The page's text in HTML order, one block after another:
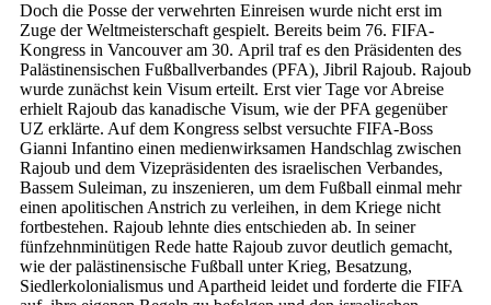
Doch die Posse der verwehrten Einreisen wurde nicht erst im
Zuge der Weltmeisterschaft gespielt. Bereits beim 76. FIFA-
Kongress in Vancouver am 30. April traf es den Präsidenten des
Palästinensischen Fußballverbandes (PFA), Jibril Rajoub. Rajoub
wurde zunächst kein Visum erteilt. Erst vier Tage vor Abreise
erhielt Rajoub das kanadische Visum, wie der PFA gegenüber
UZ erklärte. Auf dem Kongress selbst versuchte FIFA-Boss
Gianni Infantino einen medienwirksamen Handschlag zwischen
Rajoub und dem Vizepräsidenten des israelischen Verbandes,
Bassem Suleiman, zu inszenieren, um dem Fußball einmal mehr
einen apolitischen Anstrich zu verleihen, in dem Kriege nicht
fortbestehen. Rajoub lehnte dies entschieden ab. In seiner
fünfzehnminütigen Rede hatte Rajoub zuvor deutlich gemacht,
wie der palästinensische Fußball unter Krieg, Besatzung,
Siedlerkolonialismus und Apartheid leidet und forderte die FIFA